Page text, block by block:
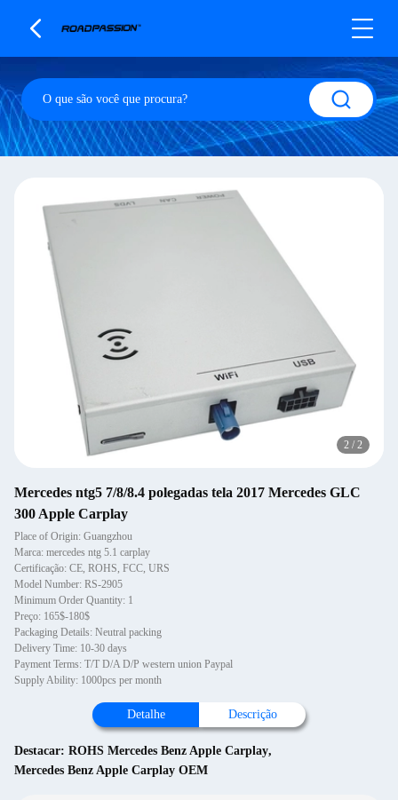
2 / 2
Mercedes ntg5 7/8/8.4 polegadas tela 2017 Mercedes GLC
300 Apple Carplay
Place of Origin: Guangzhou
Marca: mercedes ntg 5.1 carplay
Certificação: CE, ROHS, FCC, URS
Model Number: RS-2905
Minimum Order Quantity: 1
Preço: 165$-180$
Packaging Details: Neutral packing
Delivery Time: 10-30 days
Payment Terms: T/T D/A D/P western union Paypal
Supply Ability: 1000pcs per month
Detalhe Descrição
Destacar: ROHS Mercedes Benz Apple Carplay,
Mercedes Benz Apple Carplay OEM